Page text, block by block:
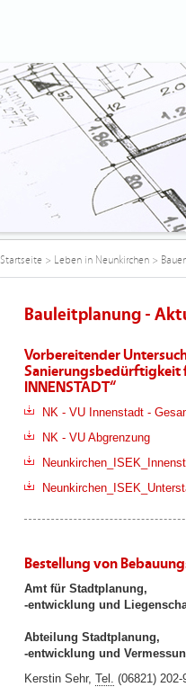
Startseite> Leben in Neunkirchen>
Bauleitplanung -
Vorbereitender
Sanierungsbedürftigkeit
INNENSTADT“
NK - VU Innenstadt -
NK - VU Abgrenzung
Bestellung von
Amt für Stadtplanung,
-entwicklung und
Abteilung Stadtplanung,
-entwicklung und
Kerstin Sehr, Tel. (06821) 202-